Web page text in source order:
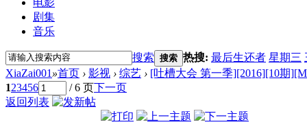
剧集
音乐
搜索 搜索 热搜: 最后生还者 星期三
XiaZai001 »首页 › 影视 › 综艺 › [吐槽大会 第一季][2016][10期
123456 / 6 页下一页
返回列表